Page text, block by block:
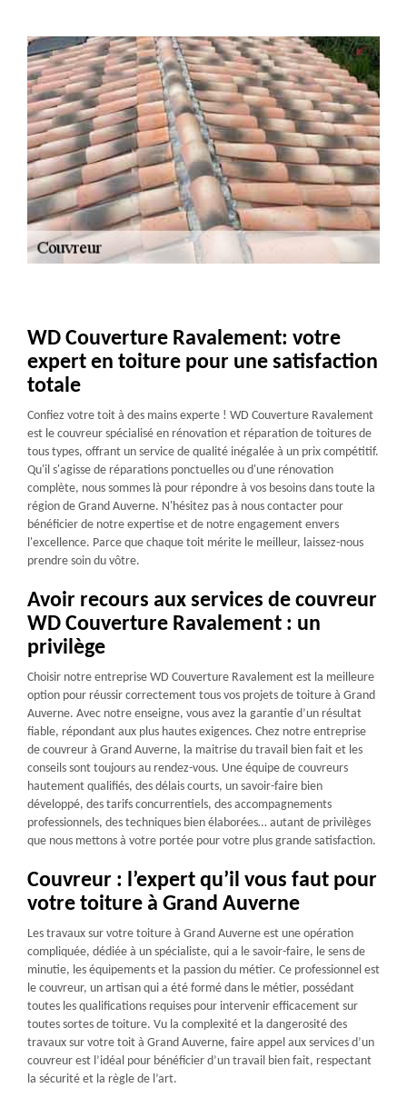
WD Couverture Ravalement: votre
expert en toiture pour une satisfaction
totale
Confiez votre toit à des mains experte ! WD Couverture Ravalement
est le couvreur spécialisé en rénovation et réparation de toitures de
tous types, offrant un service de qualité inégalée à un prix compétitif.
Qu'il s'agisse de réparations ponctuelles ou d'une rénovation
complète, nous sommes là pour répondre à vos besoins dans toute la
région de Grand Auverne. N'hésitez pas à nous contacter pour
bénéficier de notre expertise et de notre engagement envers
l'excellence. Parce que chaque toit mérite le meilleur, laissez-nous
prendre soin du vôtre.
Avoir recours aux services de couvreur
WD Couverture Ravalement : un
privilège
Choisir notre entreprise WD Couverture Ravalement est la meilleure
option pour réussir correctement tous vos projets de toiture à Grand
Auverne. Avec notre enseigne, vous avez la garantie d’un résultat
fiable, répondant aux plus hautes exigences. Chez notre entreprise
de couvreur à Grand Auverne, la maitrise du travail bien fait et les
conseils sont toujours au rendez-vous. Une équipe de couvreurs
hautement qualifiés, des délais courts, un savoir-faire bien
développé, des tarifs concurrentiels, des accompagnements
professionnels, des techniques bien élaborées… autant de privilèges
que nous mettons à votre portée pour votre plus grande satisfaction.
Couvreur : l’expert qu’il vous faut pour
votre toiture à Grand Auverne
Les travaux sur votre toiture à Grand Auverne est une opération
compliquée, dédiée à un spécialiste, qui a le savoir-faire, le sens de
minutie, les équipements et la passion du métier. Ce professionnel est
le couvreur, un artisan qui a été formé dans le métier, possédant
toutes les qualifications requises pour intervenir efficacement sur
toutes sortes de toiture. Vu la complexité et la dangerosité des
travaux sur votre toit à Grand Auverne, faire appel aux services d’un
couvreur est l’idéal pour bénéficier d’un travail bien fait, respectant
la sécurité et la règle de l’art.